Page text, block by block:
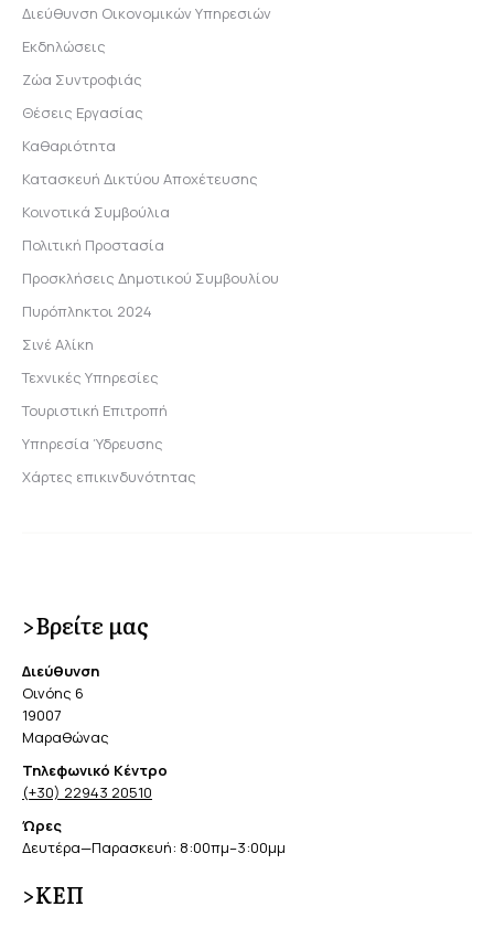
Διεύθυνση Οικονομικών Υπηρεσιών
Εκδηλώσεις
Ζώα Συντροφιάς
Θέσεις Εργασίας
Καθαριότητα
Κατασκευή Δικτύου Αποχέτευσης
Κοινοτικά Συμβούλια
Πολιτική Προστασία
Προσκλήσεις Δημοτικού Συμβουλίου
Πυρόπληκτοι 2024
Σινέ Αλίκη
Τεχνικές Υπηρεσίες
Τουριστική Επιτροπή
Υπηρεσία Ύδρευσης
Χάρτες επικινδυνότητας
>Βρείτε μας
Διεύθυνση
Οινόης 6
19007
Μαραθώνας
Τηλεφωνικό Κέντρο
(+30) 22943 20510
Ώρες
Δευτέρα—Παρασκευή: 8:00πμ–3:00μμ
>ΚΕΠ